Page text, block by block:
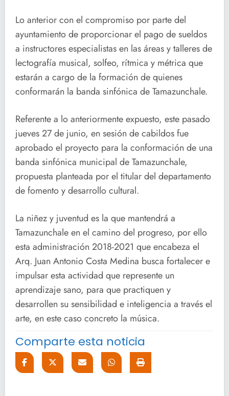
Lo anterior con el compromiso por parte del
ayuntamiento de proporcionar el pago de sueldos
a instructores especialistas en las áreas y talleres de
lectografía musical, solfeo, rítmica y métrica que
estarán a cargo de la formación de quienes
conformarán la banda sinfónica de Tamazunchale.
Referente a lo anteriormente expuesto, este pasado
jueves 27 de junio, en sesión de cabildos fue
aprobado el proyecto para la conformación de una
banda sinfónica municipal de Tamazunchale,
propuesta planteada por el titular del departamento
de fomento y desarrollo cultural.
La niñez y juventud es la que mantendrá a
Tamazunchale en el camino del progreso, por ello
esta administración 2018-2021 que encabeza el
Arq. Juan Antonio Costa Medina busca fortalecer e
impulsar esta actividad que represente un
aprendizaje sano, para que practiquen y
desarrollen su sensibilidad e inteligencia a través el
arte, en este caso concreto la música.
Comparte esta noticia